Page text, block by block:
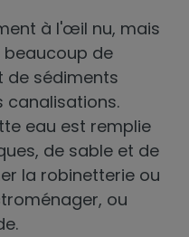
à l'œil nu, mais
de
de sédiments
canalisations.
eau est remplie
de sable et de
la robinetterie ou
ou